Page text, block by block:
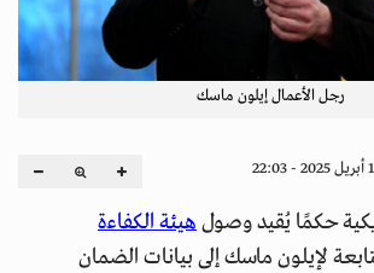
رجل الأعمال إيلون ماسك
حكمًا يُقيد وصولهيئة الكفاءة
لإيلون ماسك إلى بيانات الضمان